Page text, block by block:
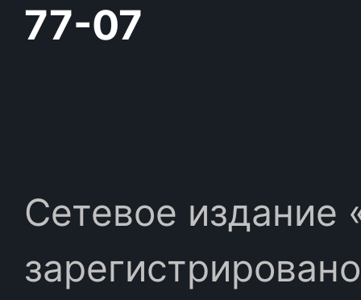
77-07
Сетевое издание